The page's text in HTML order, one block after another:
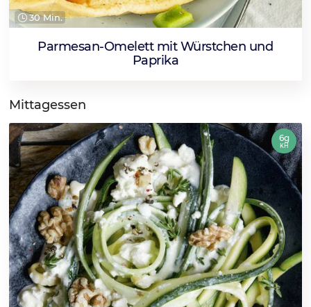
30 Min.
Parmesan-Omelett mit Würstchen und
Paprika
Mittagessen
6g
KH